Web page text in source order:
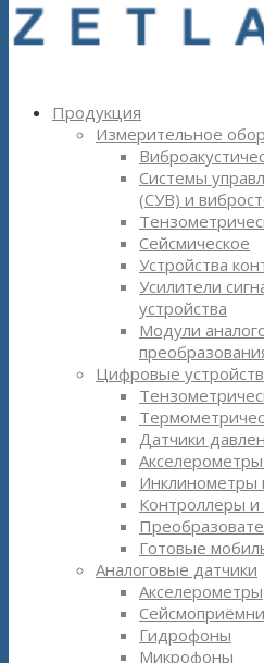
Продукция
Измерительное
Системы
(СУВ) и
Сейсмическое
Устройства
Усилители
устройства
Модули
Цифровые
Датчики
Инклинометры
Контроллеры и
Готовые
Аналоговые датчики
Акселерометры
Гидрофоны
Микрофоны